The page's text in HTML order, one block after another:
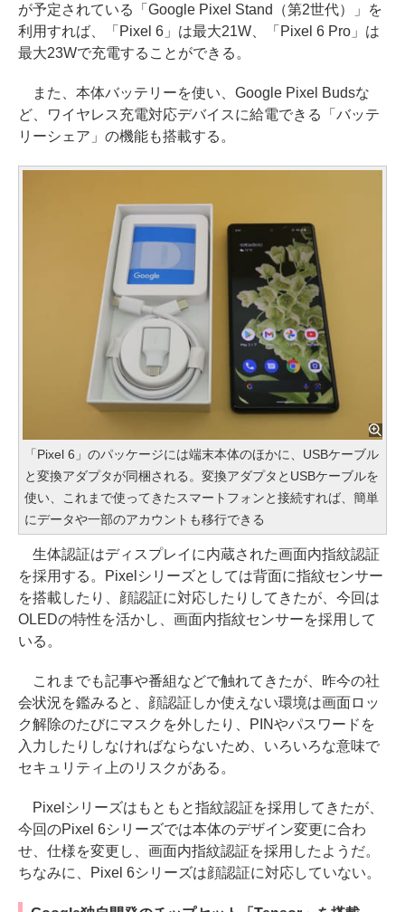
が予定されている「Google Pixel Stand（第2世代）」を
利用すれば、「Pixel 6」は最大21W、「Pixel 6 Pro」は
最大23Wで充電することができる。
また、本体バッテリーを使い、Google Pixel Budsな
ど、ワイヤレス充電対応デバイスに給電できる「バッテ
リーシェア」の機能も搭載する。
「Pixel 6」のパッケージには端末本体のほかに、USBケーブル
と変換アダプタが同梱される。変換アダプタとUSBケーブルを
使い、これまで使ってきたスマートフォンと接続すれば、簡単
にデータや一部のアカウントも移行できる
生体認証はディスプレイに内蔵された画面内指紋認証
を採用する。Pixelシリーズとしては背面に指紋センサー
を搭載したり、顔認証に対応したりしてきたが、今回は
OLEDの特性を活かし、画面内指紋センサーを採用して
いる。
これまでも記事や番組などで触れてきたが、昨今の社
会状況を鑑みると、顔認証しか使えない環境は画面ロッ
ク解除のたびにマスクを外したり、PINやパスワードを
入力したりしなければならないため、いろいろな意味で
セキュリティ上のリスクがある。
Pixelシリーズはもともと指紋認証を採用してきたが、
今回のPixel 6シリーズでは本体のデザイン変更に合わ
せ、仕様を変更し、画面内指紋認証を採用したようだ。
ちなみに、Pixel 6シリーズは顔認証に対応していない。